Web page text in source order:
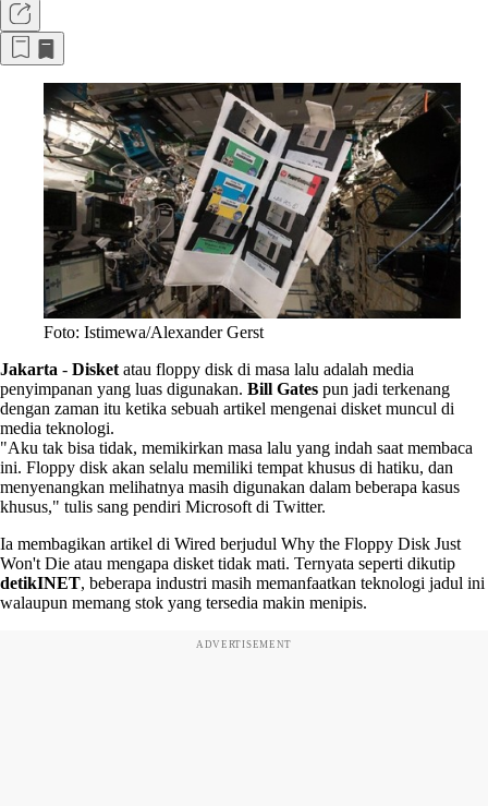
Foto: Istimewa/Alexander Gerst
Jakarta - Disket atau floppy disk di masa lalu adalah media
penyimpanan yang luas digunakan. Bill Gates pun jadi terkenang
dengan zaman itu ketika sebuah artikel mengenai disket muncul di
media teknologi.
"Aku tak bisa tidak, memikirkan masa lalu yang indah saat membaca
ini. Floppy disk akan selalu memiliki tempat khusus di hatiku, dan
menyenangkan melihatnya masih digunakan dalam beberapa kasus
khusus," tulis sang pendiri Microsoft di Twitter.
Ia membagikan artikel di Wired berjudul Why the Floppy Disk Just
Won't Die atau mengapa disket tidak mati. Ternyata seperti dikutip
detikINET, beberapa industri masih memanfaatkan teknologi jadul ini
walaupun memang stok yang tersedia makin menipis.
ADVERTISEMENT